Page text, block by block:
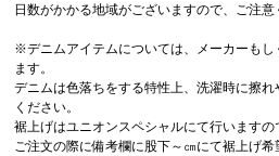
日数がかかる地域がございますので、ご注意
※デニムアイテムについては、メーカーもし
ます。
デニムは色落ちをする特性上、洗濯時に擦
ください。
裾上げはユニオンスペシャルにて行いますの
ご注文の際に備考欄に股下～㎝にて裾上げ希